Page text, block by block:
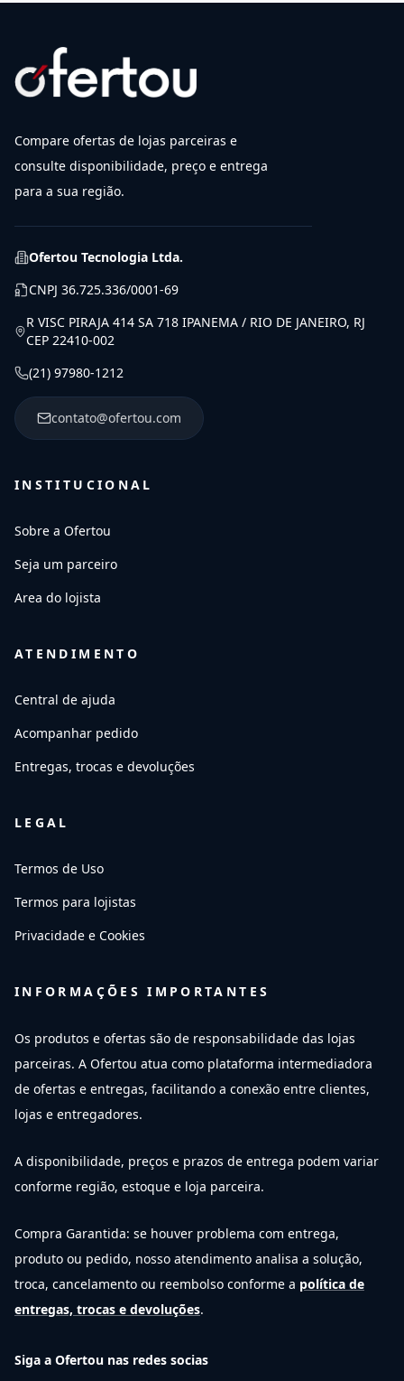
Compare ofertas de lojas parceiras e
consulte disponibilidade, preço e entrega
para a sua região.
Ofertou Tecnologia Ltda.
CNPJ 36.725.336/0001-69
R VISC PIRAJA 414 SA 718 IPANEMA / RIO DE JANEIRO, RJ
CEP 22410-002
(21) 97980-1212
contato@ofertou.com
INSTITUCIONAL
Sobre a Ofertou
Seja um parceiro
Area do lojista
ATENDIMENTO
Central de ajuda
Acompanhar pedido
Entregas, trocas e devoluções
LEGAL
Termos de Uso
Termos para lojistas
Privacidade e Cookies
INFORMAÇÕES IMPORTANTES
Os produtos e ofertas são de responsabilidade das lojas
parceiras. A Ofertou atua como plataforma intermediadora
de ofertas e entregas, facilitando a conexão entre clientes,
lojas e entregadores.
A disponibilidade, preços e prazos de entrega podem variar
conforme região, estoque e loja parceira.
Compra Garantida: se houver problema com entrega,
produto ou pedido, nosso atendimento analisa a solução,
troca, cancelamento ou reembolso conforme a política de
entregas, trocas e devoluções.
Siga a Ofertou nas redes socias